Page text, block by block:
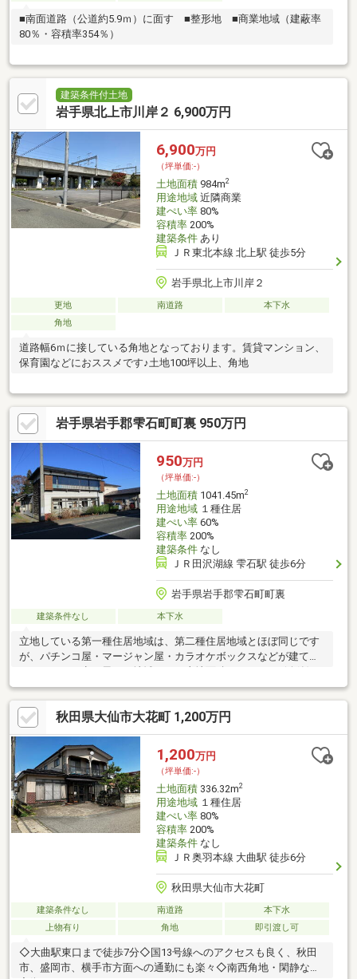
■南面道路（公道約5.9ｍ）に面す ■整形地 ■商業地域（建蔽率
80％・容積率354％）
建築条件付土地
岩手県北上市川岸２ 6,900万円
6,900万円
（坪単価:-）
土地面積984m2
用途地域近隣商業
建ぺい率80%
容積率200%
建築条件あり
ＪＲ東北本線 北上駅 徒歩5分
岩手県北上市川岸２
更地 南道路
本下水
角地
道路幅6ｍに接している角地となっております。賃貸マンション、
保育園などにおススメです♪土地100坪以上、角地
岩手県岩手郡雫石町町裏 950万円
950万円
（坪単価:-）
土地面積1041.45m2
用途地域１種住居
建ぺい率60%
容積率200%
建築条件なし
ＪＲ田沢湖線 雫石駅 徒歩6分
岩手県岩手郡雫石町町裏
建築条件なし 本下水
立地している第一種住居地域は、第二種住居地域とほぼ同じです
が、パチンコ屋・マージャン屋・カラオケボックスなどが建てら
なっております。住宅用地です。950万円のこちらの土地は、経
済的かつ好条件です。売地をお探しの方にぴったりの土地がこち
らです。駅から徒歩6分圏内に立地しています。安心の前面道路
6m以上の条件を備えております。
秋田県大仙市大花町 1,200万円
1,200万円
（坪単価:-）
土地面積336.32m2
用途地域１種住居
建ぺい率80%
容積率200%
建築条件なし
ＪＲ奥羽本線 大曲駅 徒歩6分
秋田県大仙市大花町
建築条件なし 南道路
本下水
上物有り
角地 即引渡し可
◇大曲駅東口まで徒歩7分◇国13号線へのアクセスも良く、秋田
市、盛岡市、横手市方面への通勤にも楽々◇南西角地・閑静な住